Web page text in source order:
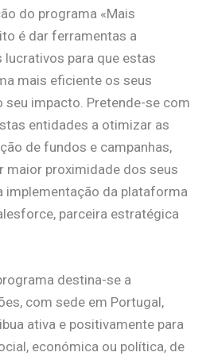
do programa «Mais
é dar ferramentas a
para que estas
mais eficiente os seus
seu impacto. Pretende-se com
entidades a otimizar as
de fundos e campanhas,
maior proximidade dos seus
implementação da plataforma
parceira estratégica
destina-se a
com sede em Portugal,
ativa e positivamente para
económica ou política, de